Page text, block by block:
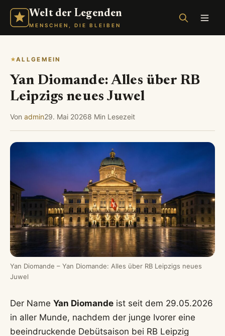
Welt der Legenden
MENSCHEN, DIE BLEIBEN
ALLGEMEIN
Yan Diomande: Alles über RB
Leipzigs neues Juwel
Von admin29. Mai 20268 Min Lesezeit
Yan Diomande – Yan Diomande: Alles über RB Leipzigs neues
Juwel
Der Name Yan Diomande ist seit dem 29.05.2026
in aller Munde, nachdem der junge Ivorer eine
beeindruckende Debütsaison bei RB Leipzig